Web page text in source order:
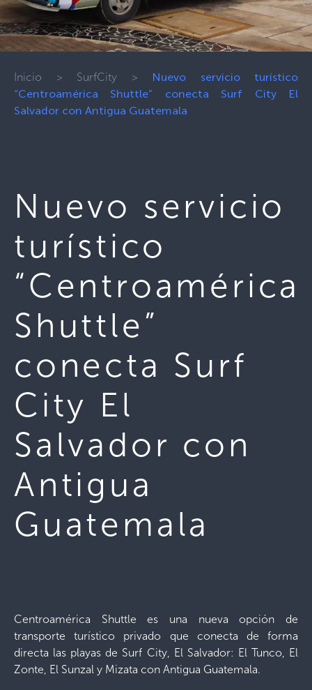
Inicio > SurfCity >
Nuevo servicio turístico
“Centroamérica Shuttle” conecta Surf City El
Salvador con Antigua Guatemala
Nuevo servicio
turístico
“Centroamérica
Shuttle”
conecta Surf
City El
Salvador con
Antigua
Guatemala
Centroamérica Shuttle es una nueva opción de
transporte turístico privado que conecta de forma
directa las playas de Surf City, El Salvador: El Tunco, El
Zonte, El Sunzal y Mizata con Antigua Guatemala.